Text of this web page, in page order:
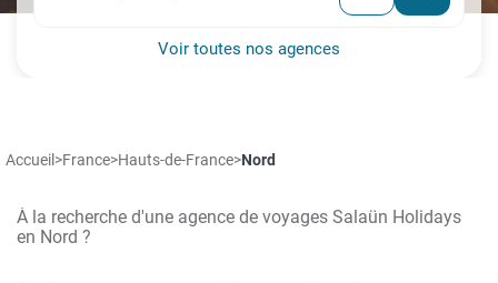
Voir toutes nos agences
Accueil >France>Hauts-de-France>Nord
À la recherche d'une agence de voyages Salaün Holidays
en Nord ?